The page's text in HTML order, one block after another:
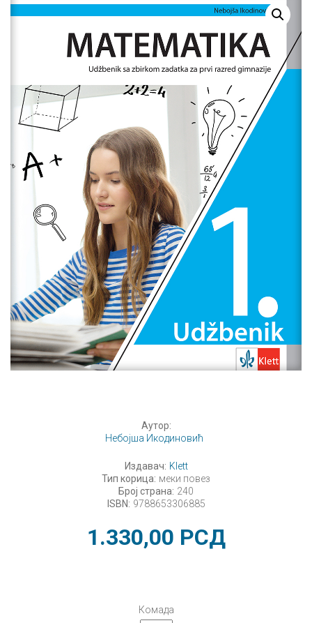
Аутор:
Небојша Икодиновић
Издавач: Klett
Тип корица: меки повез
Број страна: 240
ISBN: 9788653306885
1.330,00 РСД
Комада